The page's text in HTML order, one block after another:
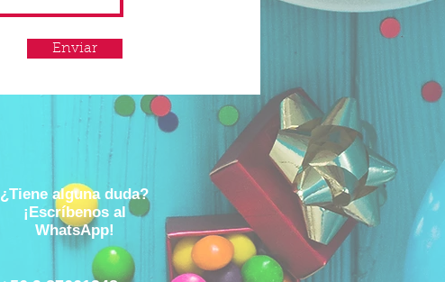
Enviar
¿Tiene alguna duda?
¡Escríbenos al
WhatsApp!